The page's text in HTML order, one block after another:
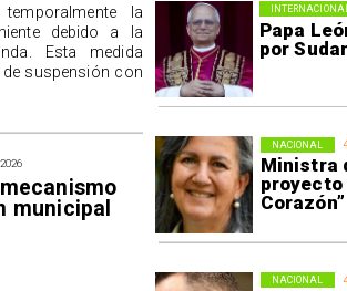
Papa
por
Ministra
proyecto
Corazón”
NACIONAL
NACIONAL
municipal
la
debido a la
Esta medida
suspensión con